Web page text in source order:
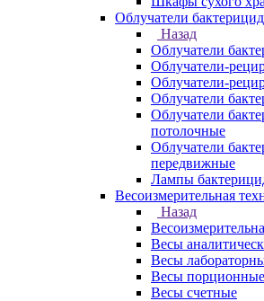
Облучатели
Назад
Облучатели
Облучатели-
Облучатели-
Облучатели
Облучатели
потолочные
Облучатели
передвижные
Лампы
Весоизмерительная
Назад
Весы
Весы
Весы порционные
Весы счетные